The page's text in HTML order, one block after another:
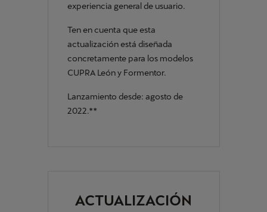
experiencia general de usuario.
Ten en cuenta que esta
actualización está diseñada
concretamente para los modelos
CUPRA León y Formentor.
Lanzamiento desde: agosto de
2022.**
ACTUALIZACIÓN